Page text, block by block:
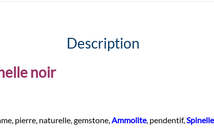
Description
noir
pierre, naturelle, gemstone,Ammolite, pendentif,